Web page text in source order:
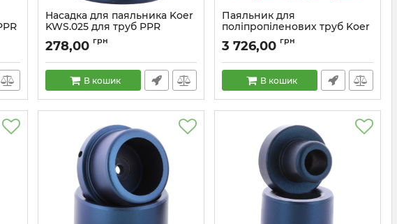
Насадка для паяльника Koer
KWS.025 для труб PPR
Артикул: KA0012
278,00 грн
В кошик
Паяльник для
поліпропіленових труб Koer
KW.04 без насадок
Артикул: KA0005
3 726,00 грн
В кошик